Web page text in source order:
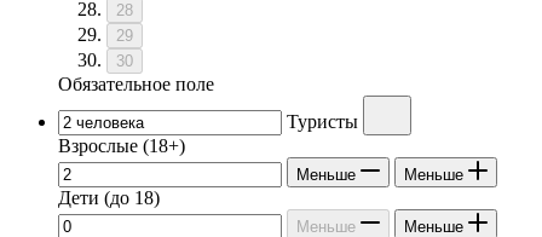
28
29
30
Обязательное поле
Туристы
Взрослые (18+)
Меньше Меньше
Дети (до 18)
Меньше Меньше